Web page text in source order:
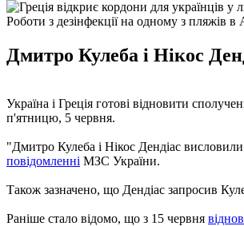
Роботи з дезінфекції на одному з пляжів в
Дмитро Кулеба і Нікос
Україна і Греція готові відновити
п'ятницю, 5 червня.
"Дмитро Кулеба і Нікос Дендіас висловили
повідомленні МЗС України.
Також зазначено, що Дендіас запросив
Раніше стало відомо, що з 15 червня